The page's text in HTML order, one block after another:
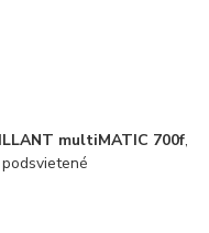
multiMATIC 700f,